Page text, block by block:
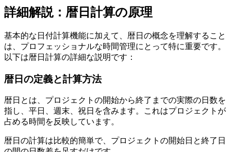
詳細解説：暦日計算の原理
基本的な日付計算機能に加えて、暦日の概念を理解すること
は、プロフェッショナルな時間管理にとって特に重要です。
以下は暦日計算の詳細な説明です：
暦日の定義と計算方法
暦日とは、プロジェクトの開始から終了までの実際の日数を
指し、平日、週末、祝日を含みます。これはプロジェクトが
占める時間を反映しています。
暦日の計算は比較的簡単で、プロジェクトの開始日と終了日